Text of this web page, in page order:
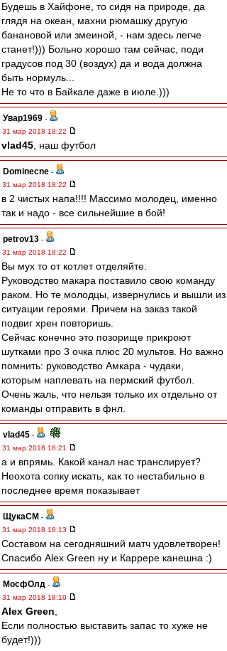
Будешь в Хайфоне, то сидя на природе, да
глядя на океан, махни рюмашку другую
банановой или змеиной, - нам здесь легче
станет!))) Больно хорошо там сейчас, поди
градусов под 30 (воздух) да и вода должна
быть нормуль...
Не то что в Байкале даже в июле.)))
Увар1969 -
31 мар 2018 18:22
vlad45 , наш футбол
Dominecne -
31 мар 2018 18:22
в 2 чистых напа!!!! Массимо молодец, именно
так и надо - все сильнейшие в бой!
petrov13 -
31 мар 2018 18:22
Вы мух то от котлет отделяйте.
Руководство макара поставило свою команду
раком. Но те молодцы, извернулись и вышли из
ситуации героями. Причем на заказ такой
подвиг хрен повторишь.
Сейчас конечно это позорище прикроют
шутками про 3 очка плюс 20 мультов. Но важно
помнить: руководство Амкара - чудаки,
которым наплевать на пермский футбол.
Очень жаль, что нельзя только их отдельно от
команды отправить в фнл.
vlad45 -
31 мар 2018 18:21
а и впрямь. Какой канал нас транслирует?
Неохота сопку искать, как то нестабильно в
последнее время показывает
ЩукаСМ -
31 мар 2018 18:13
Составом на сегодняшний матч удовлетворен!
Спасибо Alex Green ну и Каррере канешна :)
МосфОлд -
31 мар 2018 18:10
Alex Green
Если полностью выставить запас то хуже не
будет!)))